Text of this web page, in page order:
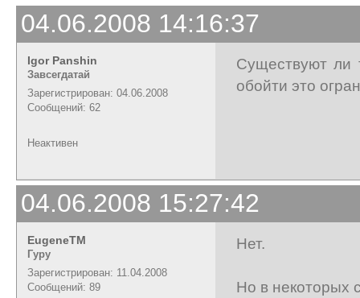
04.06.2008 14:16:37
Igor Panshin
Завсегдатай
Зарегистрирован: 04.06.2008
Сообщений: 62
Существуют ли
обойти это
Неактивен
04.06.2008 15:27:42
EugeneTM
Гуру
Зарегистрирован: 11.04.2008
Сообщений: 89
Нет.
Но в некоторых